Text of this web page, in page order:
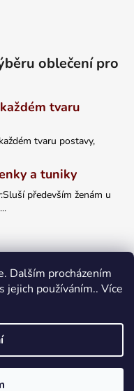
Dalším procházením
používáním.. Více
oblečení pro
tvaru
tvaru postavy,
a tuniky
především ženám u
práva vyhrazena.